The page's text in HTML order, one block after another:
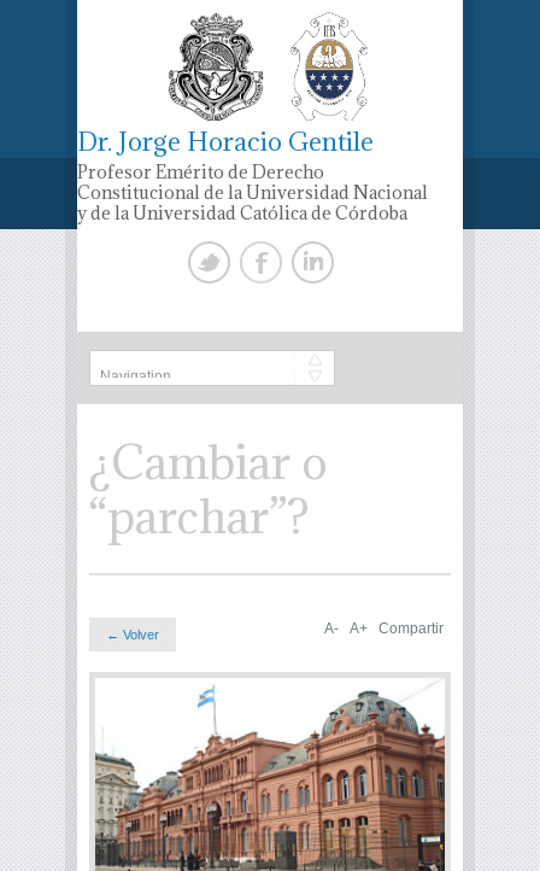
Dr. Jorge Horacio Gentile
Profesor Emérito de Derecho
Constitucional de la Universidad Nacional
y de la Universidad Católica de Córdoba
¿Cambiar o
“parchar”?
← Volver A- A+ Compartir